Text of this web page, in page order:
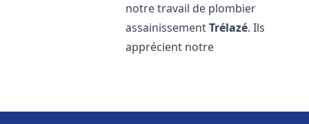
notre travail de plombier
assainissementTrélazé. Ils
apprécient notre